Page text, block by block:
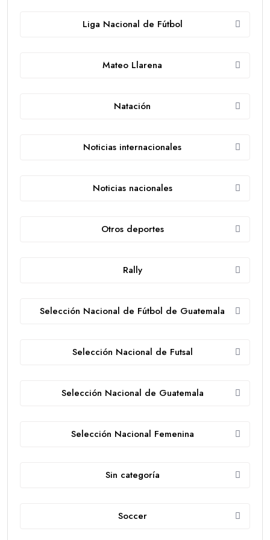
Liga Nacional de Fútbol
Mateo Llarena
Natación
Noticias internacionales
Noticias nacionales
Otros deportes
Rally
Selección Nacional de Fútbol de Guatemala
Selección Nacional de Futsal
Selección Nacional de Guatemala
Selección Nacional Femenina
Sin categoría
Soccer